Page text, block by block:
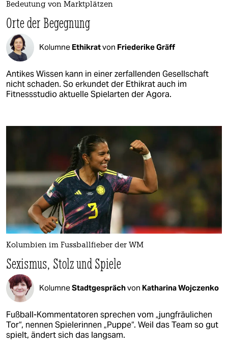
Bedeutung von Marktplätzen
Orte der Begegnung
Kolumne Ethikratvon Friederike Gräff
Antikes Wissen kann in einer zerfallenden Gesellschaft
nicht schaden. So erkundet der Ethikrat auch im
Fitnessstudio aktuelle Spielarten der Agora.
Kolumbien im Fussballfieber der WM
Sexismus, Stolz und Spiele
KolumneStadtgesprächvon Katharina Wojczenko
Fußball-Kommentatoren sprechen vom „jungfräulichen
Tor“, nennen Spielerinnen „Puppe“. Weil das Team so gut
spielt, ändert sich das langsam.